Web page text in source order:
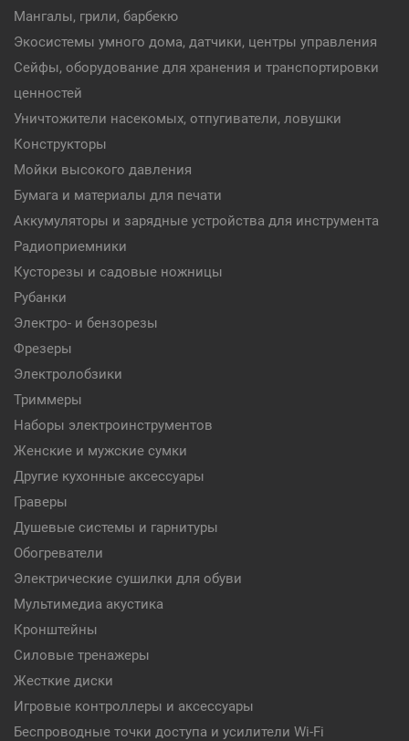
Мангалы, грили, барбекю
Экосистемы умного дома, датчики, центры управления
Сейфы, оборудование для хранения и транспортировки
ценностей
Уничтожители насекомых, отпугиватели, ловушки
Конструкторы
Мойки высокого давления
Бумага и материалы для печати
Аккумуляторы и зарядные устройства для инструмента
Радиоприемники
Кусторезы и садовые ножницы
Рубанки
Электро- и бензорезы
Фрезеры
Электролобзики
Триммеры
Наборы электроинструментов
Женские и мужские сумки
Другие кухонные аксессуары
Граверы
Душевые системы и гарнитуры
Обогреватели
Электрические сушилки для обуви
Мультимедиа акустика
Кронштейны
Силовые тренажеры
Жесткие диски
Игровые контроллеры и аксессуары
Беспроводные точки доступа и усилители Wi-Fi